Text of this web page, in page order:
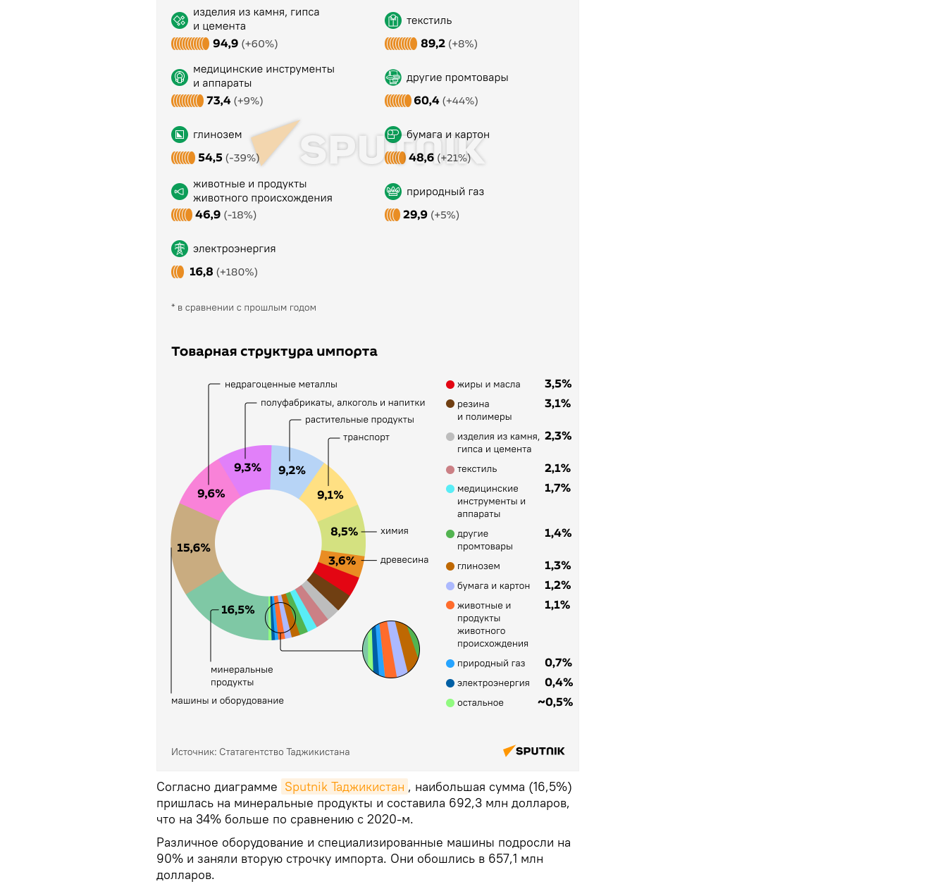
Согласно диаграмме Sputnik Таджикистан , наибольшая сумма (16,5%)
пришлась на минеральные продукты и составила 692,3 млн долларов,
что на 34% больше по сравнению с 2020-м.
Различное оборудование и специализированные машины подросли на
90% и заняли вторую строчку импорта. Они обошлись в 657,1 млн
долларов.